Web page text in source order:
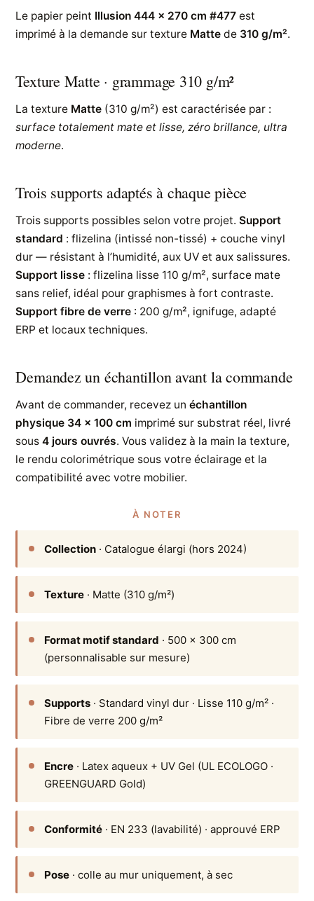
Le papier peint Illusion 444 x 270 cm #477 est
imprimé à la demande sur texture Matte de 310 g/m².
Texture Matte · grammage 310 g/m²
La texture Matte (310 g/m²) est caractérisée par :
surface totalement mate et lisse, zéro brillance, ultra
moderne.
Trois supports adaptés à chaque pièce
Trois supports possibles selon votre projet.Support
standard : flizelina (intissé non-tissé) + couche vinyl
dur — résistant à l’humidité, aux UV et aux salissures.
Support lisse : flizelina lisse 110 g/m², surface mate
sans relief, idéal pour graphismes à fort contraste.
Support fibre de verre : 200 g/m², ignifuge, adapté
ERP et locaux techniques.
Demandez un échantillon avant la commande
Avant de commander, recevez unéchantillon
physique 34 × 100 cm imprimé sur substrat réel, livré
sous4 jours ouvrés. Vous validez à la main la texture,
le rendu colorimétrique sous votre éclairage et la
compatibilité avec votre mobilier.
À NOTER
Collection · Catalogue élargi (hors 2024)
Texture · Matte (310 g/m²)
Format motif standard · 500 × 300 cm
(personnalisable sur mesure)
Supports · Standard vinyl dur · Lisse 110 g/m² ·
Fibre de verre 200 g/m²
Encre · Latex aqueux + UV Gel (UL ECOLOGO ·
GREENGUARD Gold)
Conformité · EN 233 (lavabilité) · approuvé ERP
Pose · colle au mur uniquement, à sec